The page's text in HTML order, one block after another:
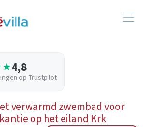
4,8
op Trustpilot
verwarmd zwembad voor
op het eiland Krk